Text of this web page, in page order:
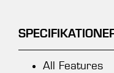
All Features